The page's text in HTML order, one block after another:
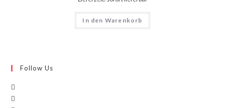
In den Warenkorb
Follow Us